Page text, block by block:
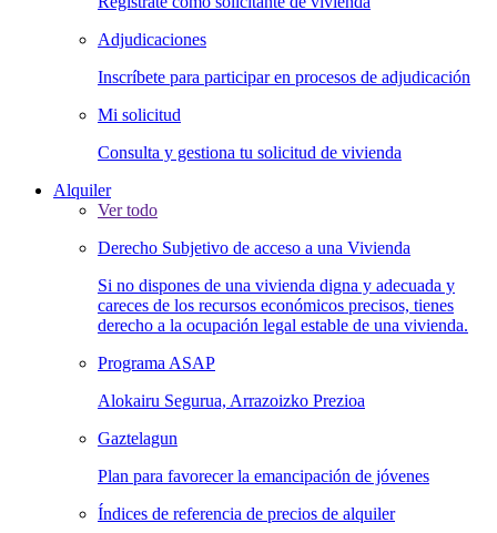
Adjudicaciones
Inscríbete para participar en procesos de adjudicación
Mi solicitud
Consulta y gestiona tu solicitud de vivienda
Alquiler
Ver todo
Derecho Subjetivo de acceso a una Vivienda
Si no dispones de una vivienda digna y adecuada y
careces de los recursos económicos precisos, tienes
derecho a la ocupación legal estable de una vivienda.
Programa ASAP
Alokairu Segurua, Arrazoizko Prezioa
Gaztelagun
Plan para favorecer la emancipación de jóvenes
Índices de referencia de precios de alquiler